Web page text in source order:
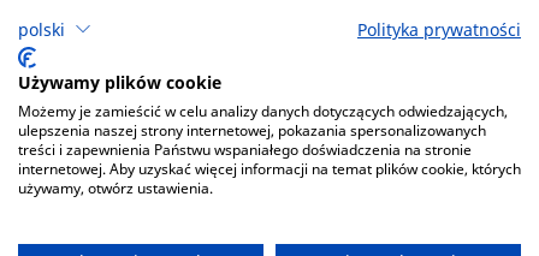
polski Polityka prywatności
Używamy plików cookie
Możemy je zamieścić w celu analizy danych dotyczących odwiedzających,
ulepszenia naszej strony internetowej, pokazania spersonalizowanych
treści i zapewnienia Państwu wspaniałego doświadczenia na stronie
internetowej. Aby uzyskać więcej informacji na temat plików cookie, których
używamy, otwórz ustawienia.
ul. Jana Matejki 34A, 90-237 Łódź
Tel.: 42 235 01 65, fax: 42 66 55 86
Deklaracja dostępności